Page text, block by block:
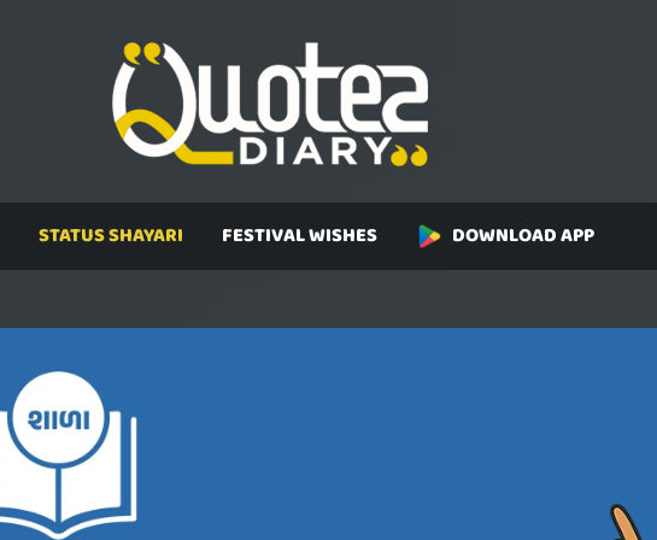
STATUS SHAYARI FESTIVAL WISHES DOWNLOAD APP